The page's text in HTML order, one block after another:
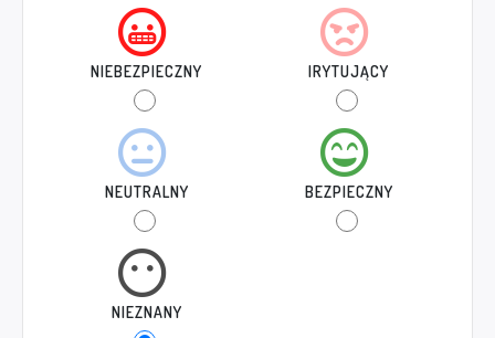
NIEBEZPIECZNY IRYTUJĄCY
NEUTRALNY BEZPIECZNY
NIEZNANY